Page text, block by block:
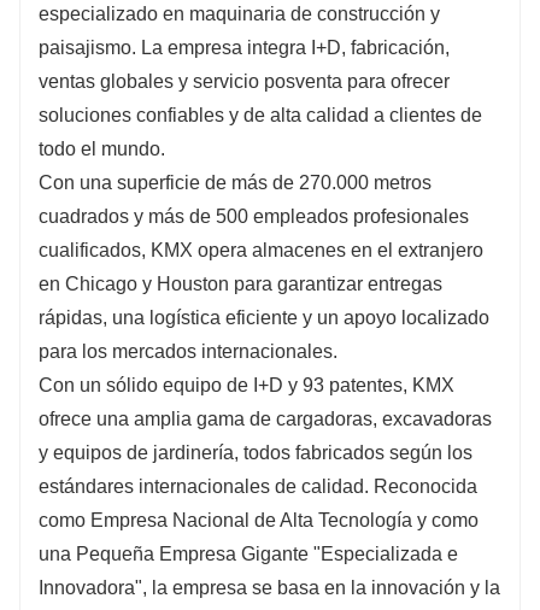
especializado en maquinaria de construcción y
paisajismo. La empresa integra I+D, fabricación,
ventas globales y servicio posventa para ofrecer
soluciones confiables y de alta calidad a clientes de
todo el mundo.
Con una superficie de más de 270.000 metros
cuadrados y más de 500 empleados profesionales
cualificados, KMX opera almacenes en el extranjero
en Chicago y Houston para garantizar entregas
rápidas, una logística eficiente y un apoyo localizado
para los mercados internacionales.
Con un sólido equipo de I+D y 93 patentes, KMX
ofrece una amplia gama de cargadoras, excavadoras
y equipos de jardinería, todos fabricados según los
estándares internacionales de calidad. Reconocida
como Empresa Nacional de Alta Tecnología y como
una Pequeña Empresa Gigante "Especializada e
Innovadora", la empresa se basa en la innovación y la